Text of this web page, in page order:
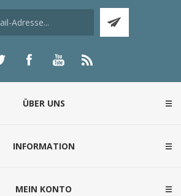
ÜBER UNS
INFORMATION
MEIN KONTO